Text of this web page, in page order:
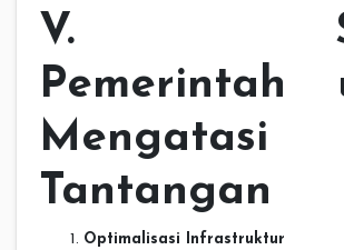
V.
Pemerintah
Mengatasi
Tantangan
Optimalisasi Infrastruktur